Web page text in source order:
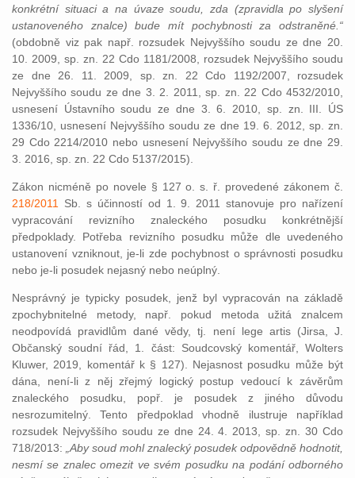
konkrétní situaci a na úvaze soudu, zda (zpravidla po slyšení
ustanoveného znalce) bude mít pochybnosti za odstraněné.“
(obdobně viz pak např. rozsudek Nejvyššího soudu ze dne 20.
10. 2009, sp. zn. 22 Cdo 1181/2008, rozsudek Nejvyššího soudu
ze dne 26. 11. 2009, sp. zn. 22 Cdo 1192/2007, rozsudek
Nejvyššího soudu ze dne 3. 2. 2011, sp. zn. 22 Cdo 4532/2010,
usnesení Ústavního soudu ze dne 3. 6. 2010, sp. zn. III. ÚS
1336/10, usnesení Nejvyššího soudu ze dne 19. 6. 2012, sp. zn.
29 Cdo 2214/2010 nebo usnesení Nejvyššího soudu ze dne 29.
3. 2016, sp. zn. 22 Cdo 5137/2015).
Zákon nicméně po novele § 127 o. s. ř. provedené zákonem č.
218/2011
Sb. s účinností od 1. 9. 2011 stanovuje pro nařízení
vypracování revizního znaleckého posudku konkrétnější
předpoklady. Potřeba revizního posudku může dle uvedeného
ustanovení vzniknout, je-li zde pochybnost o správnosti posudku
nebo je-li posudek nejasný nebo neúplný.
Nesprávný je typicky posudek, jenž byl vypracován na základě
zpochybnitelné metody, např. pokud metoda užitá znalcem
neodpovídá pravidlům dané vědy, tj. není lege artis (Jirsa, J.
Občanský soudní řád, 1. část: Soudcovský komentář, Wolters
Kluwer, 2019, komentář k § 127). Nejasnost posudku může být
dána, není-li z něj zřejmý logický postup vedoucí k závěrům
znaleckého posudku, popř. je posudek z jiného důvodu
nesrozumitelný. Tento předpoklad vhodně ilustruje například
rozsudek Nejvyššího soudu ze dne 24. 4. 2013, sp. zn. 30 Cdo
718/2013:
„Aby soud mohl znalecký posudek odpovědně hodnotit,
nesmí se znalec omezit ve svém posudku na podání odborného